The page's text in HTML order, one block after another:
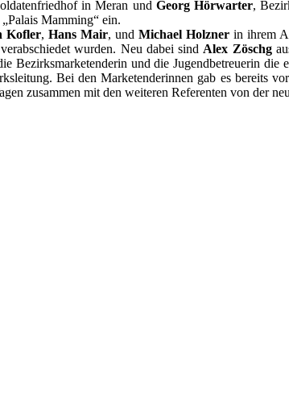
in Meran und Georg Hörwarter,
Mamming“ ein.
Kofler, Hans Mair, und Michael Holzner in ihrem
wurden. Neu dabei sind Alex Zöschg
und die Jugendbetreuerin
Bei den Marketenderinnen gab es bereits
zusammen mit den weiteren Referenten von der